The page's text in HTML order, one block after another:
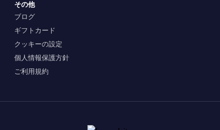
その他
ブログ
ギフトカード
クッキーの設定
個人情報保護方針
ご利用規約